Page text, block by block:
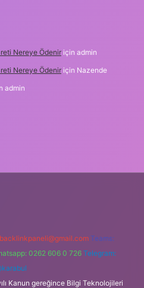
Nereye Ödenir için admin
Nereye Ödenir için Nazende
admin
backlinkpaneli@gmail.com Teams:
0262 606 0 726 Telegram:
Kanun gereğince Bilgi Teknolojileri